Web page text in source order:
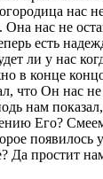
нас
Она нас не
есть
ли у нас
в конце
что Он нас
нам
Его?
появилось
Да простит